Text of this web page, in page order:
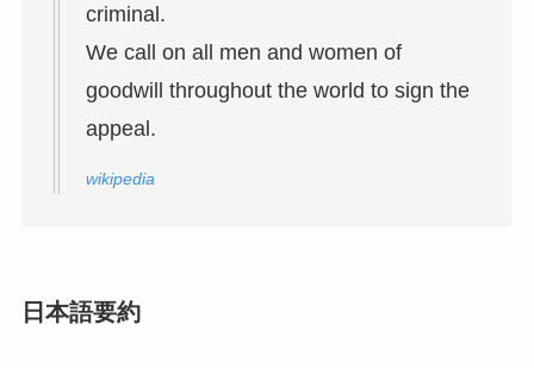
criminal.
We call on all men and women of
goodwill throughout the world to sign the
appeal.
wikipedia
日本語要約